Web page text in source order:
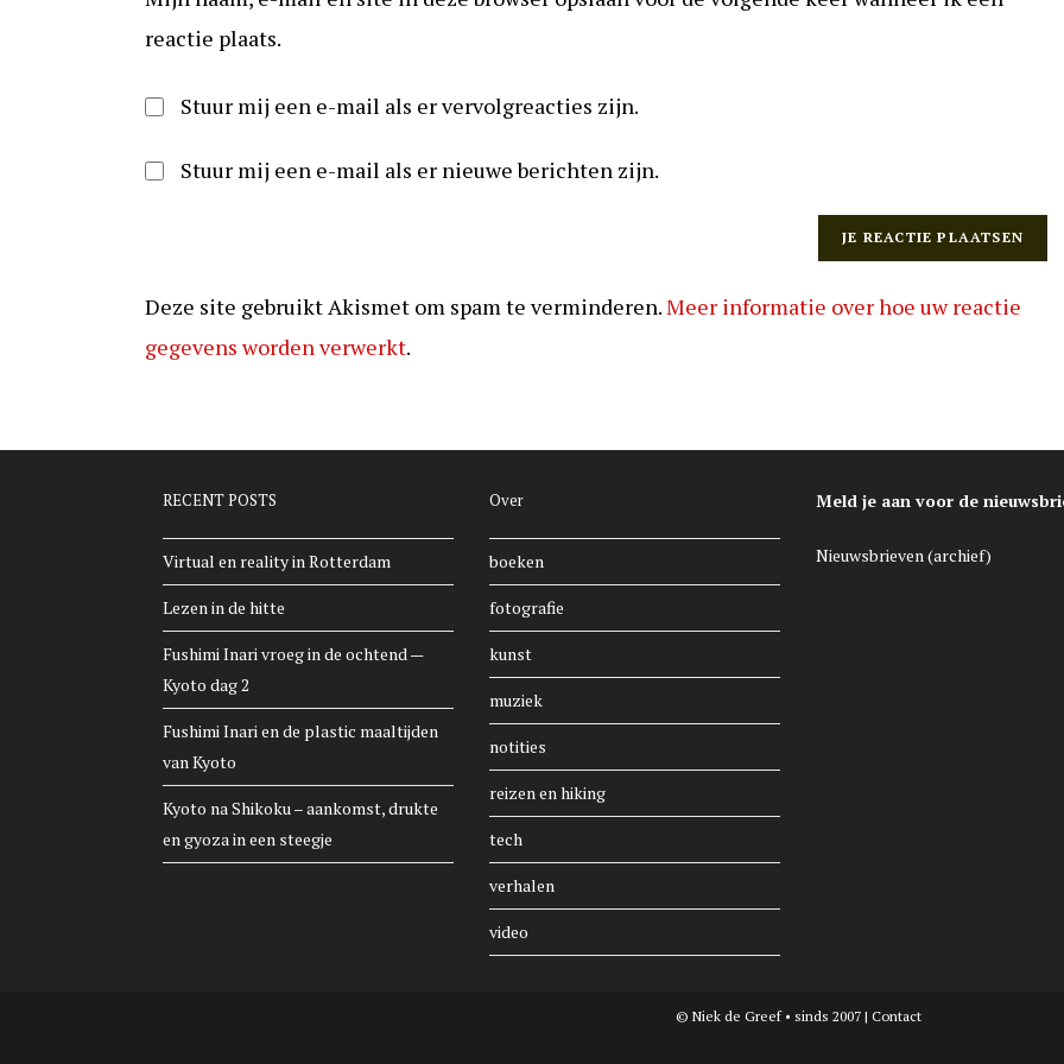
te
kunnen
reageren
reactie plaats.
Stuur mij een e-mail als er vervolgreacties zijn.
Stuur mij een e-mail als er nieuwe berichten zijn.
Deze site gebruikt Akismet om spam te verminderen.Meer informatie over hoe uw reactie
gegevens worden verwerkt.
RECENT POSTS
Virtual en reality in Rotterdam
Lezen in de hitte
Fushimi Inari vroeg in de ochtend —
Kyoto dag 2
Fushimi Inari en de plastic maaltijden
van Kyoto
Kyoto na Shikoku – aankomst, drukte
en gyoza in een steegje
Over
boeken
fotografie
kunst
muziek
notities
reizen en hiking
tech
verhalen
video
Meld je aan voor de
Nieuwsbrieven (archief)
© Niek de Greef • sinds 2007 | Contact